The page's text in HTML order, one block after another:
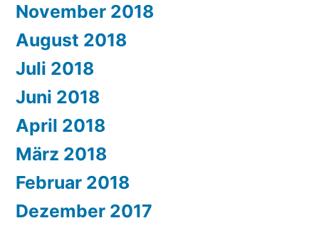
November 2018
August 2018
Juli 2018
Juni 2018
April 2018
März 2018
Februar 2018
Dezember 2017